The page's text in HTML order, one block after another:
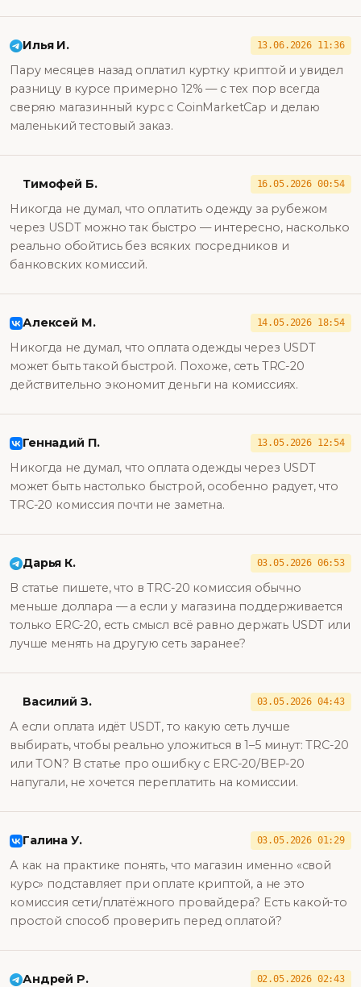
Илья И. 13.06.2026 11:36
Пару месяцев назад оплатил куртку криптой и увидел
разницу в курсе примерно 12% — с тех пор всегда
сверяю магазинный курс с CoinMarketCap и делаю
маленький тестовый заказ.
Тимофей Б. 16.05.2026 00:54
Никогда не думал, что оплатить одежду за рубежом
через USDT можно так быстро — интересно, насколько
реально обойтись без всяких посредников и
банковских комиссий.
Алексей М. 14.05.2026 18:54
Никогда не думал, что оплата одежды через USDT
может быть такой быстрой. Похоже, сеть TRC-20
действительно экономит деньги на комиссиях.
Геннадий П. 13.05.2026 12:54
Никогда не думал, что оплата одежды через USDT
может быть настолько быстрой, особенно радует, что
TRC-20 комиссия почти не заметна.
Дарья К. 03.05.2026 06:53
В статье пишете, что в TRC-20 комиссия обычно
меньше доллара — а если у магазина поддерживается
только ERC-20, есть смысл всё равно держать USDT или
лучше менять на другую сеть заранее?
Василий З. 03.05.2026 04:43
А если оплата идёт USDT, то какую сеть лучше
выбирать, чтобы реально уложиться в 1–5 минут: TRC-20
или TON? В статье про ошибку с ERC-20/ВEP-20
напугали, не хочется переплатить на комиссии.
Галина У. 03.05.2026 01:29
А как на практике понять, что магазин именно «свой
курс» подставляет при оплате криптой, а не это
комиссия сети/платёжного провайдера? Есть какой-то
простой способ проверить перед оплатой?
Андрей Р. 02.05.2026 02:43